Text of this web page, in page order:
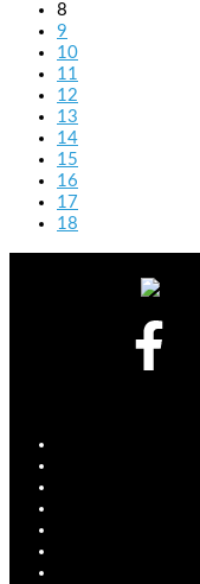
8
9
10
11
12
13
14
15
16
17
18